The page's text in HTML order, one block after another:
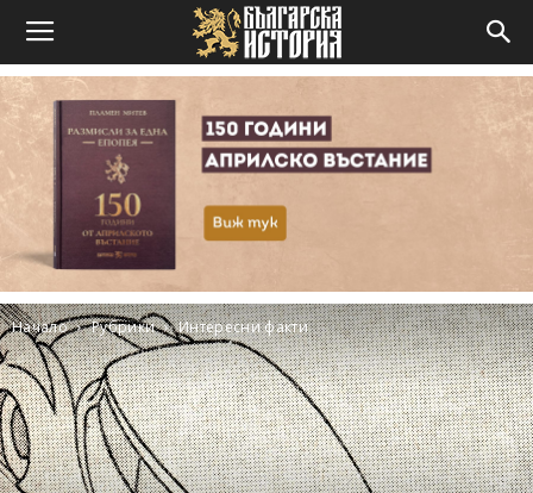
Начало Рубрики Интересни факти